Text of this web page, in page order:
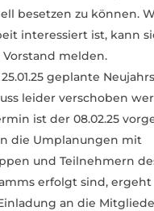
besetzen zu können.
inter­es­siert ist, kann
melden.
geplante
leider verschoben
ist der 08.02.25
die Umpla­nungen mit
und Teil­nehmern
erfolgt sind, ergeht
an die